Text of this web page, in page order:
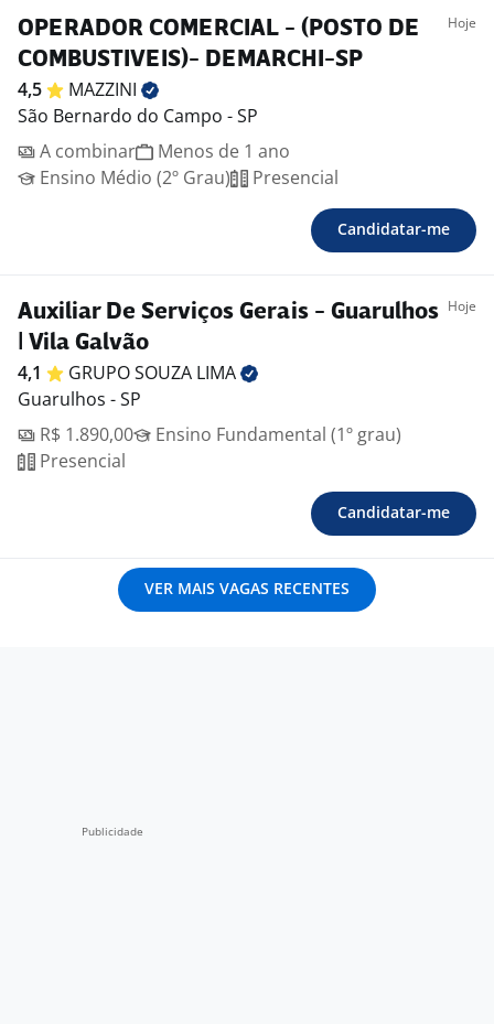
OPERADOR COMERCIAL - (POSTO DE
COMBUSTIVEIS)- DEMARCHI-SP
Hoje
4,5
MAZZINI
São Bernardo do Campo - SP
A combinar
Menos de 1 ano
Ensino Médio (2º Grau)
Presencial
Candidatar-me
Auxiliar De Serviços Gerais - Guarulhos
| Vila Galvão
Hoje
4,1 GRUPO SOUZA LIMA
Guarulhos - SP
R$ 1.890,00
Ensino Fundamental (1º grau)
Presencial
Candidatar-me
VER MAIS VAGAS RECENTES